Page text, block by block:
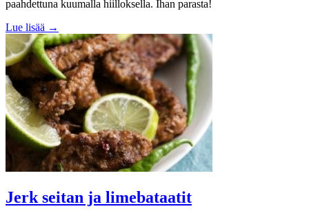
paahdettuna kuumalla hiilloksella. Ihan parasta!
Lue lisää →
Jerk seitan ja limebataatit